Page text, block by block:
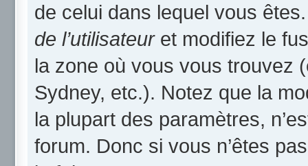
de celui dans lequel vous
de l’utilisateuret modifiez le
la zone où vous vous trouvez
Sydney, etc.). Notez que la
la plupart des paramètres,
forum. Donc si vous n’êtes